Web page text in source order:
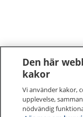
Den här
kakor
Vi använder kakor,
upplevelse,
nödvändig